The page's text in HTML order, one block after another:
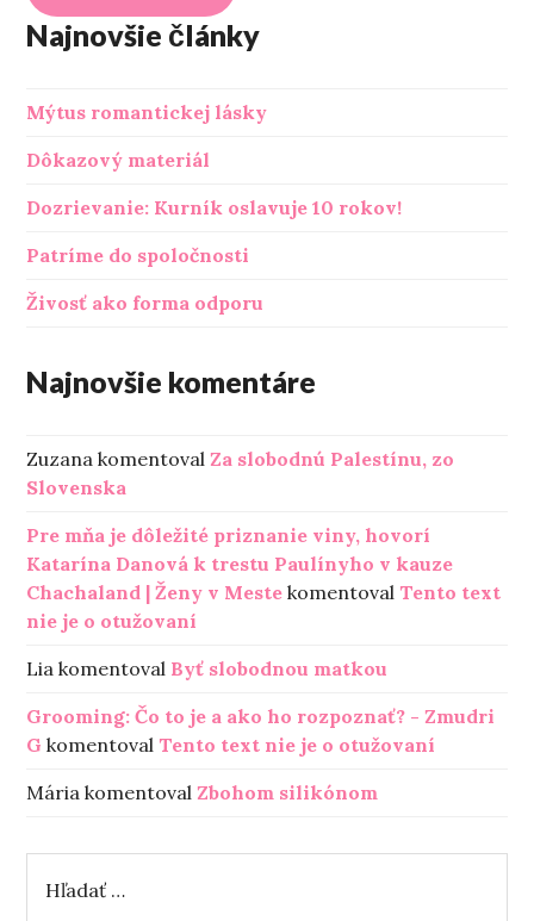
Najnovšie články
Mýtus romantickej lásky
Dôkazový materiál
Dozrievanie: Kurník oslavuje 10 rokov!
Patríme do spoločnosti
Živosť ako forma odporu
Najnovšie komentáre
Zuzana komentoval Za slobodnú Palestínu, zo
Slovenska
Pre mňa je dôležité priznanie viny, hovorí
Katarína Danová k trestu Paulínyho v kauze
Chachaland | Ženy v Meste komentoval Tento text
nie je o otužovaní
Lia komentoval Byť slobodnou matkou
Grooming: Čo to je a ako ho rozpoznať? - Zmudri
G komentoval Tento text nie je o otužovaní
Mária komentoval Zbohom silikónom